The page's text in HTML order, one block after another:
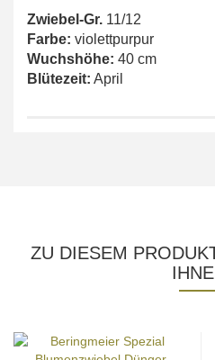
Zwiebel-Gr. 11/12
Farbe: violettpurpur
Wuchshöhe: 40 cm
Blütezeit: April
ZU DIESEM